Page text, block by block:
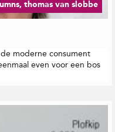
thomas van slobbe
moderne consument
even voor een bos